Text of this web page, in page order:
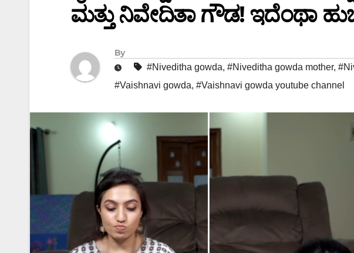
ಮತ್ತು ನಿವೇದಿತಾ ಗೌಡ! ಇದೆಂಥಾ
By
#Niveditha gowda, #Niveditha gowda mother,
#Vaishnavi gowda, #Vaishnavi gowda youtube channel